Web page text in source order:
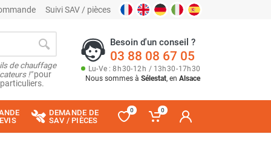
Suivi SAV / pièces
de chauffage
!"pour
Besoin d'un conseil ?
03 88 08 67 05
Lu-Ve : 8h30-12h / 13h30-17h30
Nous sommes à Sélestat, en Alsace
DEMANDE DE
SAV / PIÈCES
0 0